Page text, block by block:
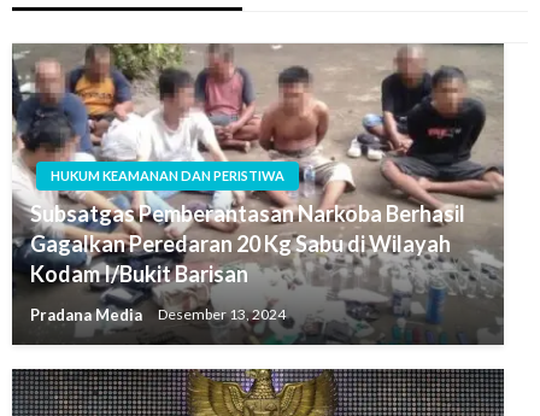
HUKUM KEAMANAN DAN PERISTIWA
Subsatgas Pemberantasan Narkoba Berhasil
Gagalkan Peredaran 20 Kg Sabu di Wilayah
Kodam I/Bukit Barisan
Pradana Media Desember 13, 2024